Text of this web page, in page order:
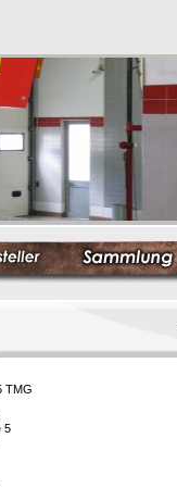
TMG
5